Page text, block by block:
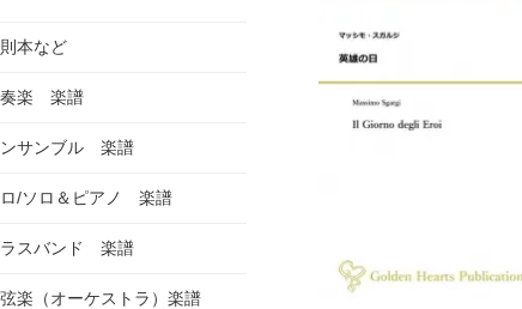
本など
奏楽 楽譜
サンブル 楽譜
ロ/ソロ＆ピアノ 楽譜
スバンド 楽譜
楽（オーケストラ）楽譜